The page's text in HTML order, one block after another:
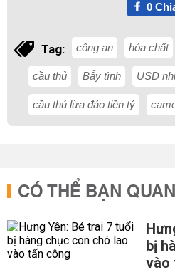
0
Tag: công an hóa chất
cầu thủ Bẫy tình USD
cầu thủ lừa đảo tiền tỷ
CÓ THỂ BẠN
bị
vào